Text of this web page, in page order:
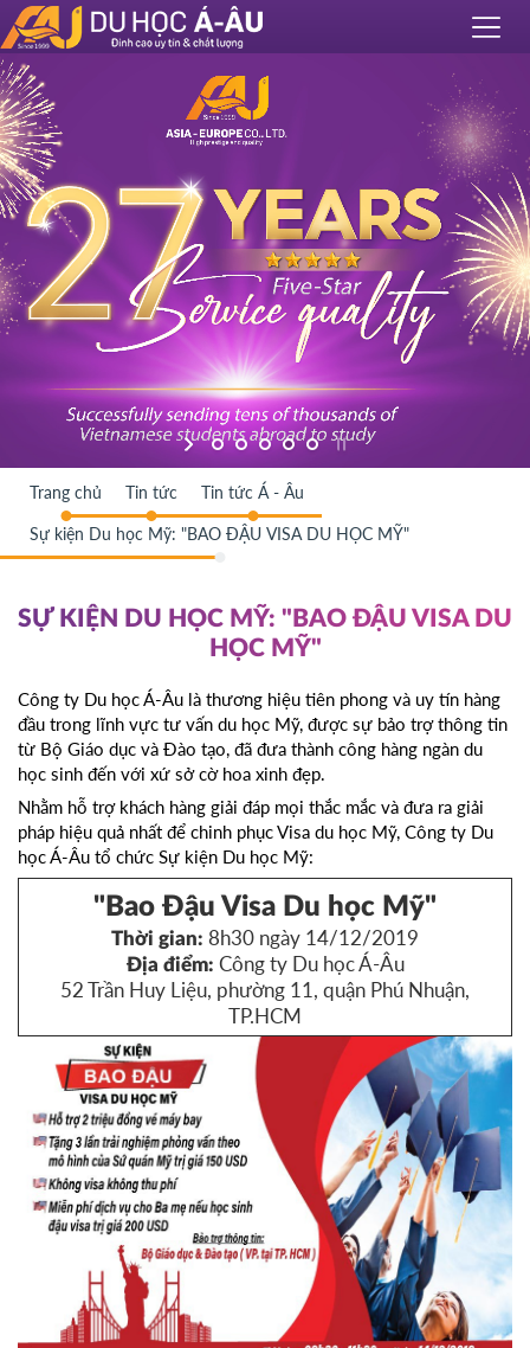
Trang chủ Tin tức Tin tức Á - Âu
Sự kiện Du học Mỹ: "BAO ĐẬU VISA DU HỌC MỸ"
SỰ KIỆN DU HỌC MỸ: "BAO ĐẬU VISA DU
HỌC MỸ"
Công ty Du học Á-Âu là thương hiệu tiên phong và uy tín hàng
đầu trong lĩnh vực tư vấn du học Mỹ, được sự bảo trợ thông tin
từ Bộ Giáo dục và Đào tạo, đã đưa thành công hàng ngàn du
học sinh đến với xứ sở cờ hoa xinh đẹp.
Nhằm hỗ trợ khách hàng giải đáp mọi thắc mắc và đưa ra giải
pháp hiệu quả nhất để chinh phục Visa du học Mỹ, Công ty Du
học Á-Âu tổ chức Sự kiện Du học Mỹ:
"Bao Đậu Visa Du học Mỹ"
Thời gian: 8h30 ngày 14/12/2019
Địa điểm: Công ty Du học Á-Âu
52 Trần Huy Liệu, phường 11, quận Phú Nhuận,
TP.HCM